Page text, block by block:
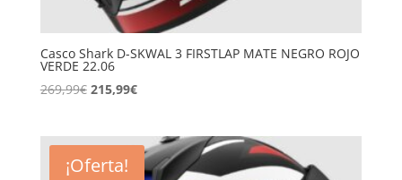
Casco Shark D-SKWAL 3 FIRSTLAP MATE NEGRO ROJO
VERDE 22.06
269,99€ El
era:
269,99€.
215,99€El
es:
215,99€.
¡Oferta!